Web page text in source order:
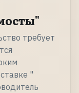
требует
"